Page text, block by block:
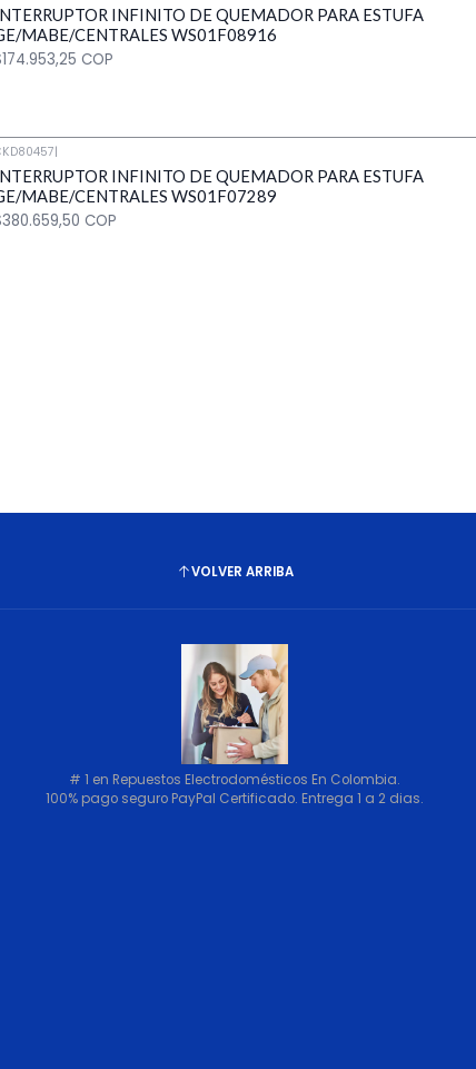
INFINITO DE QUEMADOR PARA ESTUFA
MABE/CENTRALES WS01F08916
COP
|
INFINITO DE QUEMADOR PARA ESTUFA
MABE/CENTRALES WS01F07289
COP
VOLVER ARRIBA
# 1 en Repuestos Electrodomésticos En Colombia.
100% pago seguro PayPal Certificado. Entrega 1 a 2 dias.